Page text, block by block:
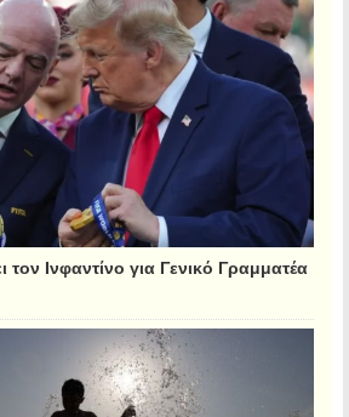
τον Ινφαντίνο για Γενικό Γραμματέα